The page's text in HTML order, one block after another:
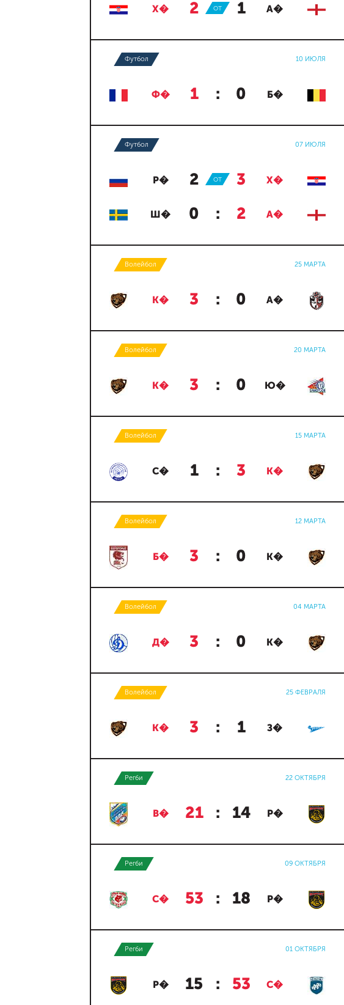
Х� 2 : 1 А�
ОТ
Футбол 10 ИЮЛЯ
Ф� 1 : 0 Б�
Футбол 07 ИЮЛЯ
Р� 2 : 3 Х�
ОТ
Ш� 0 : 2 А�
Волейбол 25 МАРТА
К� 3 : 0 А�
Волейбол 20 МАРТА
К� 3 : 0 Ю�
Волейбол 15 МАРТА
С� 1 : 3 К�
Волейбол 12 МАРТА
Б� 3 : 0 К�
Волейбол 04 МАРТА
Д� 3 : 0 К�
Волейбол 25 ФЕВРАЛЯ
К� 3 : 1 З�
Регби 22 ОКТЯБРЯ
В� 21 : 14 Р�
Регби 09 ОКТЯБРЯ
С� 53 : 18 Р�
Регби 01 ОКТЯБРЯ
Р� 15 : 53 С�